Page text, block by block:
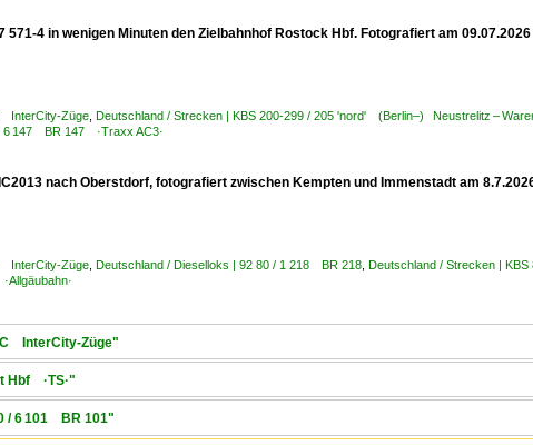
4 in wenigen Minuten den Zielbahnhof Rostock Hbf. Fotografiert am
InterCity-Züge Deutschland / Strecken | KBS 200-299 / 205 'nord' (Berlin–) Neustrelitz –
6 147 BR 147 ·Traxx AC3·
nach Oberstdorf, fotografiert zwischen Kempten und Immenstadt am
InterCity-Züge Deutschland / Dieselloks | 92 80 / 1 218 BR 218 Deutschland / Strecken |
InterCity-Züge"
Hbf ·TS·"
/ 6 101 BR 101"